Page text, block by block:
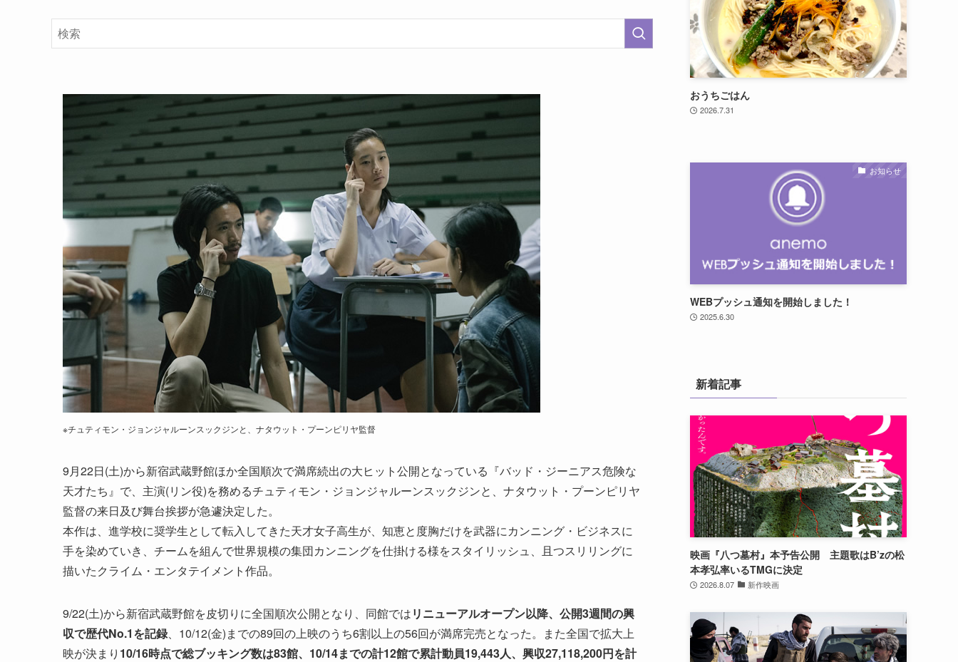
※チュティモン・ジョンジャルーンスックジンと、ナタウット・プーンピリヤ監督
9月22日(土)から新宿武蔵野館ほか全国順次で満席続出の大ヒット公開となっている『バッド・ジーニアス危険な
天才たち』で、主演(リン役)を務めるチュティモン・ジョンジャルーンスックジンと、ナタウット・プーンピリヤ
監督の来日及び舞台挨拶が急遽決定した。
本作は、進学校に奨学生として転入してきた天才女子高生が、知恵と度胸だけを武器にカンニング・ビジネスに
手を染めていき、チームを組んで世界規模の集団カンニングを仕掛ける様をスタイリッシュ、且つスリリングに
描いたクライム・エンタテイメント作品。
9/22(土)から新宿武蔵野館を皮切りに全国順次公開となり、同館ではリニューアルオープン以降、公開3週間の興
収で歴代No.1を記録、10/12(金)までの89回の上映のうち6割以上の56回が満席完売となった。また全国で拡大上
映が決まり 10/16時点で総ブッキング数は83館、10/14までの計12館で累計動員19,443人、興収27,118,200円を計
おうちごはん
2026.7.31
お知らせ
WEBプッシュ通知を開始しました！
2025.6.30
新着記事
映画『八つ墓村』本予告公開 主題歌はB’zの松
本孝弘率いるTMGに決定
2026.8.07 新作映画